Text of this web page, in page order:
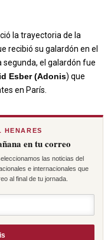
la trayectoria de la
recibió su galardón en el
segunda, el galardón fue
Esber (Adonis) que
en París.
HENARES
en tu correo
las noticias del
e internacionales que
al final de tu jornada.